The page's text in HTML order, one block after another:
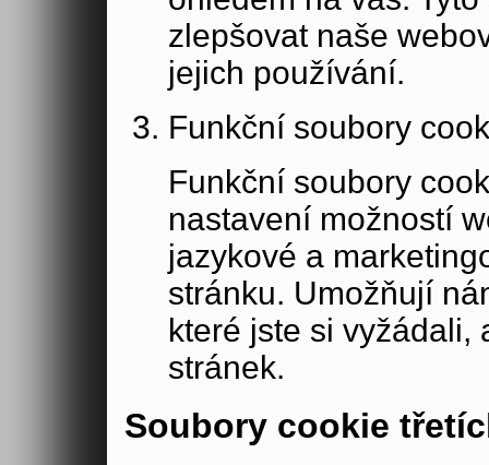
zlepšovat naše
jejich používání.
Funkční soubory
Funkční soubory
nastavení možností
jazykové a
stránku. Umožňují
které jste si vyžádali,
stránek.
Soubory cookie